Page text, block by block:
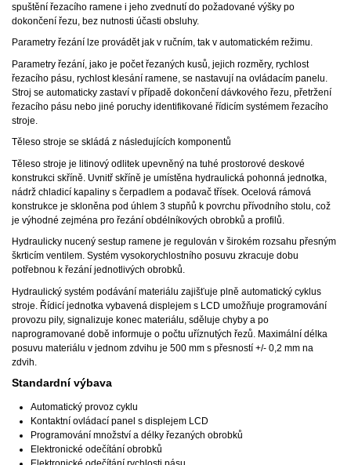
spuštění řezacího ramene i jeho zvednutí do požadované výšky po
dokončení řezu, bez nutnosti účasti obsluhy.
Parametry řezání lze provádět jak v ručním, tak v automatickém režimu.
Parametry řezání, jako je počet řezaných kusů, jejich rozměry, rychlost
řezacího pásu, rychlost klesání ramene, se nastavují na ovládacím panelu.
Stroj se automaticky zastaví v případě dokončení dávkového řezu, přetržení
řezacího pásu nebo jiné poruchy identifikované řídicím systémem řezacího
stroje.
Těleso stroje se skládá z následujících komponentů
Těleso stroje je litinový odlitek upevněný na tuhé prostorové deskové
konstrukci skříně. Uvnitř skříně je umístěna hydraulická pohonná jednotka,
nádrž chladicí kapaliny s čerpadlem a podavač třísek. Ocelová rámová
konstrukce je skloněna pod úhlem 3 stupňů k povrchu přívodního stolu, což
je výhodné zejména pro řezání obdélníkových obrobků a profilů.
Hydraulicky nucený sestup ramene je regulován v širokém rozsahu přesným
škrticím ventilem. Systém vysokorychlostního posuvu zkracuje dobu
potřebnou k řezání jednotlivých obrobků.
Hydraulický systém podávání materiálu zajišťuje plně automatický cyklus
stroje. Řídicí jednotka vybavená displejem s LCD umožňuje programování
provozu pily, signalizuje konec materiálu, sděluje chyby a po
naprogramované době informuje o počtu uříznutých řezů. Maximální délka
posuvu materiálu v jednom zdvihu je 500 mm s přesností +/- 0,2 mm na
zdvih.
Standardní výbava
Automatický provoz cyklu
Kontaktní ovládací panel s displejem LCD
Programování množství a délky řezaných obrobků
Elektronické odečítání obrobků